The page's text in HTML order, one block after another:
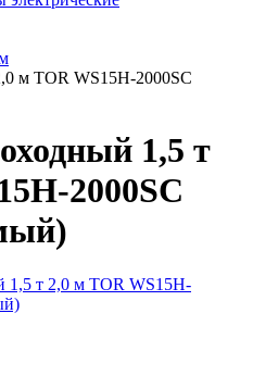
м TOR WS15H-2000SC
1,5 т
2000SC